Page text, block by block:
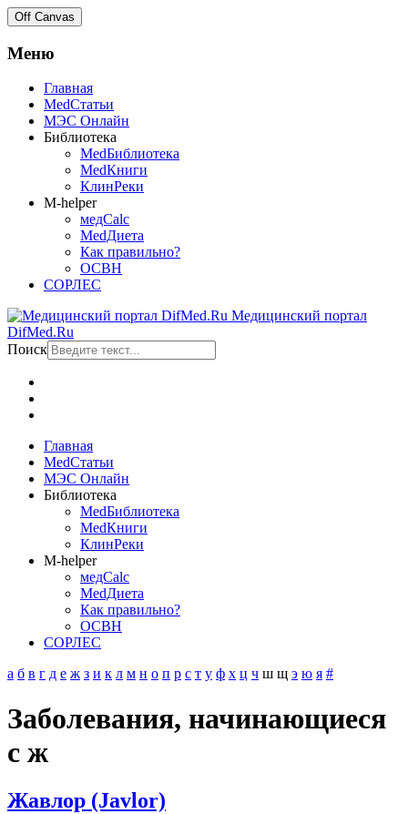
Off Canvas
Меню
Главная
MedСтатьи
МЭС Онлайн
Библиотека
MedБиблиотека
MedКниги
КлинРеки
M-helper
медCalc
MedДиета
Как правильно?
ОСВН
СОРЛЕС
Медицинский портал
DifMed.Ru
Поиск
Главная
MedСтатьи
МЭС Онлайн
Библиотека
MedБиблиотека
MedКниги
КлинРеки
M-helper
медCalc
MedДиета
Как правильно?
ОСВН
СОРЛЕС
а б в г д е ж з и к л м н о п р с т у ф х ц ч ш щ э ю я #
Заболевания, начинающиеся
с ж
Жавлор (Javlor)